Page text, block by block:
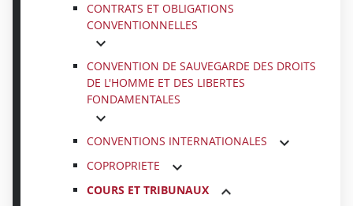
CONTRATS ET OBLIGATIONS
CONVENTIONNELLES
CONVENTION DE SAUVEGARDE DES DROITS
DE L'HOMME ET DES LIBERTES
FONDAMENTALES
CONVENTIONS INTERNATIONALES
COPROPRIETE
COURS ET TRIBUNAUX